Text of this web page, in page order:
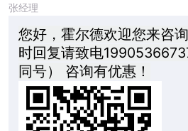
张经理
您好，霍尔德欢迎您来咨
时回复请致电
同号） 咨询有优惠！